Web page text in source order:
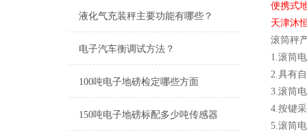
液化气充装秤主要功能有哪些？
电子汽车衡调试方法？
100吨电子地磅检定哪些方面
150吨电子地磅标配多少吨传感器
便携式
天津沐
滚筒秤
1.滚筒
2.具有
3.滚筒
4.按键
5.滚筒